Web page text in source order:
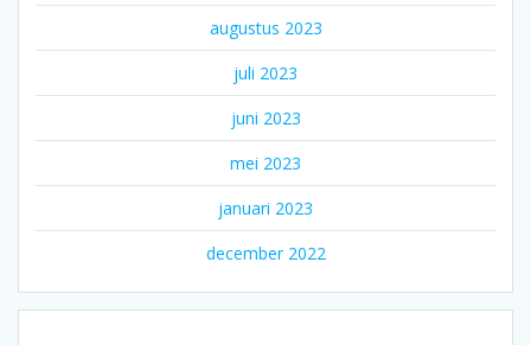
augustus 2023
juli 2023
juni 2023
mei 2023
januari 2023
december 2022